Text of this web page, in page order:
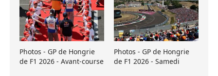
Photos - GP de Hongrie
de F1 2026 - Avant-course
Photos - GP de Hongrie
de F1 2026 - Samedi